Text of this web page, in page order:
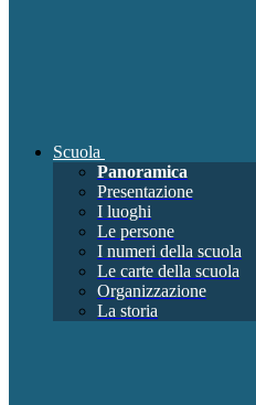
Scuola
Panoramica
Presentazione
I luoghi
Le persone
I numeri della scuola
Le carte della scuola
Organizzazione
La storia